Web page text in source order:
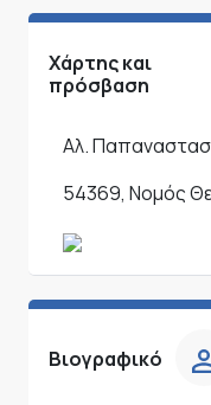
Χάρτης και
πρόσβαση
Αλ.
54369, Νομός
Βιογραφικό